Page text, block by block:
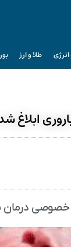
طلا و ارز
ابلاغ
ناباروری را